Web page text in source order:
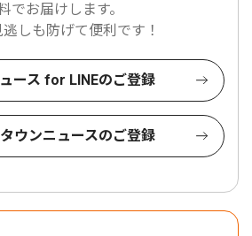
でお届けします。
しも防げて便利です！
ース for LINEのご登録
ウンニュースのご登録